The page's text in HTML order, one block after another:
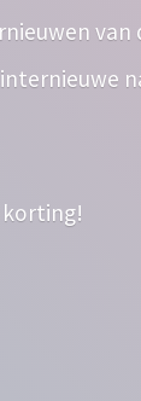
van
korting!